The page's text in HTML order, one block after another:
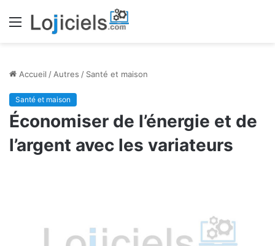
Menu
Accueil / Autres / Santé et maison
Santé et maison
Économiser de l’énergie et de
l’argent avec les variateurs